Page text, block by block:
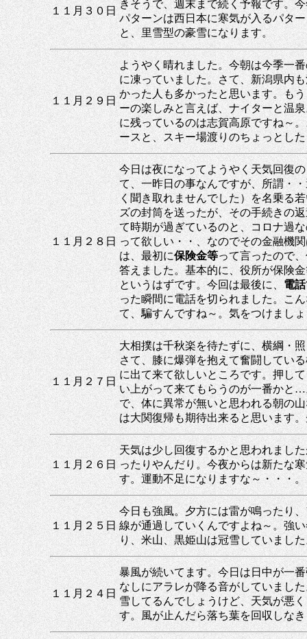
１１月３０日
きそうで、週末まで続く予報です。
パターンは西日本に寒気が入るパタ
と、里雪型の豪雪になります。
１１月２９日
ようやく晴れました。今朝は今季一
に凍っていました。さて、新潟県内
かった人も多かったと思います。も
ーの楽しみと言えば、ナイターと温
に残っているのは志賀高原ですね～
ースと、スキー場渡りのちょっとし
１１月２８日
今日は夜になってようやく天気回復
て、一昨日の事なんですが、所謂・
く聞き取れませんでした）を名乗る
ズの封筒を送ったが、その手続きの
て時期が過ぎているのと、コロナ過
って欲しい・・、なのでその金融機
は、最初に保険金等って言ったので
答えました。基本的に、役所が保険
というはずです。今回は最後に、電
った瞬間に電話を切られました。こ
て、騙すんですね～。気をつけまし
１１月２７日
大相撲は千秋楽を待たずに、横綱・
さて、膝に爆弾を抱えて奮闘してい
に出て来て欲しいところです。押し
い上がって来てもらうのが一番かと
で、体に異常が無いと思われる朝の
は大関復帰も期待出来ると思います
１１月２６日
天気は少し回復するかと思われまし
ったりやんだり。今夜からは新たな
す。運動不足になりますな～・・・。
１１月２５日
今日も強風。夕方には雷が鳴ったり
線が通過していくんですよね～。強
り、米山、黒姫山は冠雪していまし
１１月２４日
暴風が続いてます。今日は日中が一
なしにアラレが降る音がしていまし
雪してるんでしょうけど、天気が悪
す。風が止んだら落ち葉を回収しな